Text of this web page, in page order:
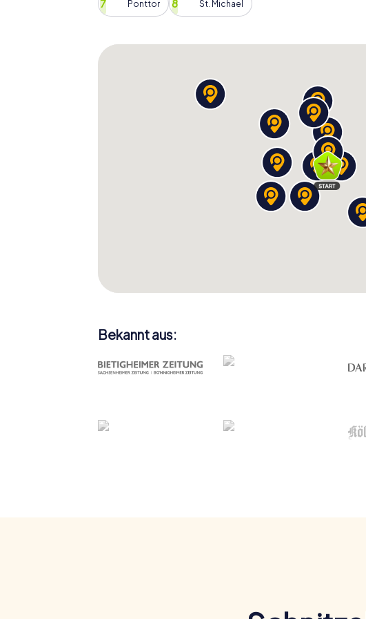
Ein Besuch in Aachen ist unvergleichlich, und es gibt
Geschichte Aachens ein, entdeckt berühmte
Stadt aus einer ganz neuen Perspektive!
Ponttor St. Michael
Bekannt aus: